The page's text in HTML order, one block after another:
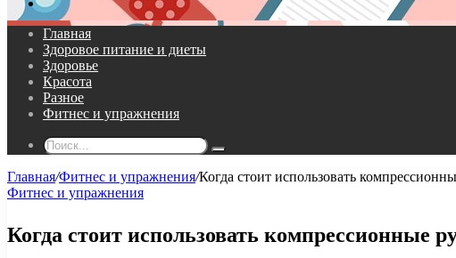
Главная
Здоровое питание и диеты
Здоровье
Красота
Разное
Фитнес и упражнения
Поиск...
Главная/Фитнес и упражнения/Когда стоит использовать
Фитнес и упражнения
Когда стоит использовать компрессионные